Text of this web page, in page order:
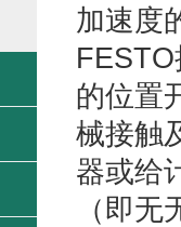
加速度
的位置
械接触
器或给
（即